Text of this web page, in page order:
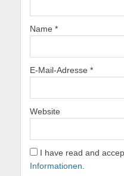
Name *
E-Mail-Adresse *
Website
I have read and
Informationen.